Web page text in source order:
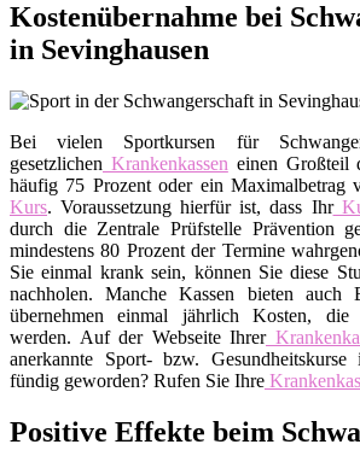
Kostenübernahme bei
in Sevinghausen
Bei vielen Sportkursen für
gesetzlichen Krankenkassen einen Großteil
häufig 75 Prozent oder ein Maximalbetrag
Kurs. Voraussetzung hierfür ist, dass Ihr
durch die Zentrale Prüfstelle Prävention
mindestens 80 Prozent der Termine
Sie einmal krank sein, können Sie diese
nachholen. Manche Kassen bieten auch
übernehmen einmal jährlich Kosten, die
werden. Auf der Webseite Ihrer
anerkannte Sport- bzw.
fündig geworden? Rufen Sie Ihre
Positive Effekte beim